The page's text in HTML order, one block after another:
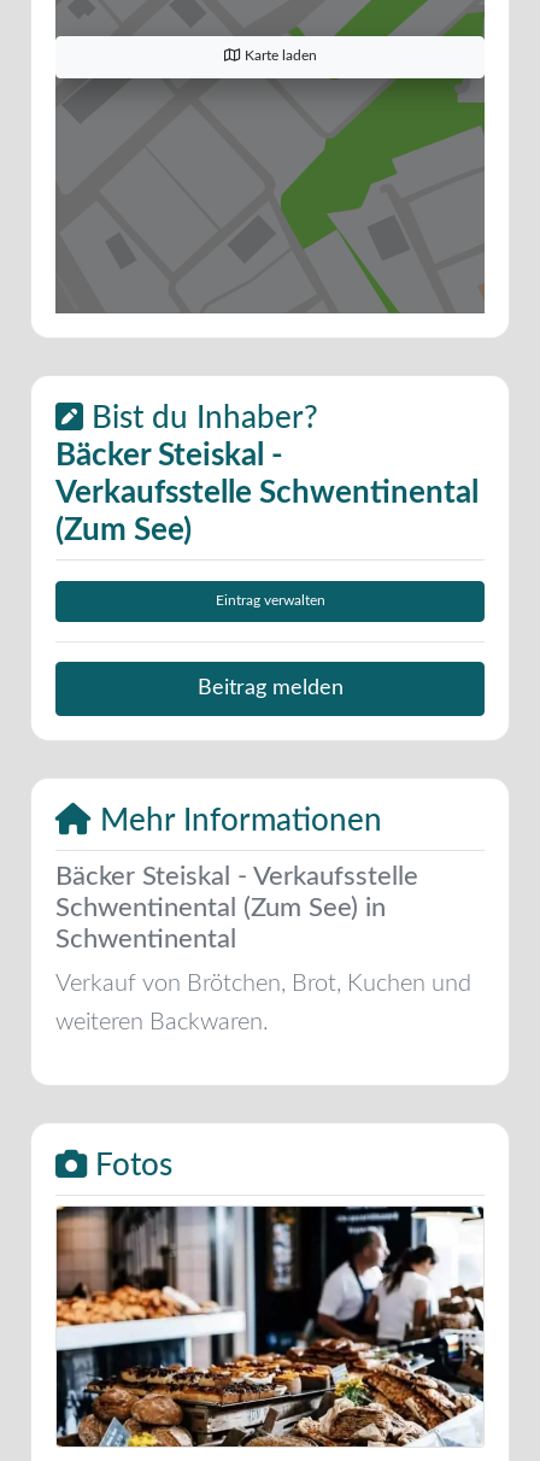
Karte laden
Bist du Inhaber?
Bäcker Steiskal -
Verkaufsstelle Schwentinental
(Zum See)
Eintrag verwalten
Beitrag melden
Mehr Informationen
Bäcker Steiskal - Verkaufsstelle
Schwentinental (Zum See) in
Schwentinental
Verkauf von Brötchen, Brot, Kuchen und
weiteren Backwaren.
Fotos